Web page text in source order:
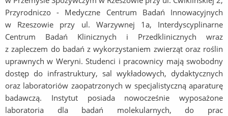
Przyrodniczo - Medyczne Centrum Badań Innowacyjnych
w Rzeszowie przy ul. Warzywnej 1a, Interdyscyplinarne
Centrum Badań Klinicznych i Przedklinicznych wraz
z zapleczem do badań z wykorzystaniem zwierząt oraz roślin
uprawnych w Weryni. Studenci i pracownicy mają swobodny
dostęp do infrastruktury, sal wykładowych, dydaktycznych
oraz laboratoriów zaopatrzonych w specjalistyczną aparaturę
badawczą. Instytut posiada nowocześnie wyposażone
laboratoria dla badań molekularnych, do prac